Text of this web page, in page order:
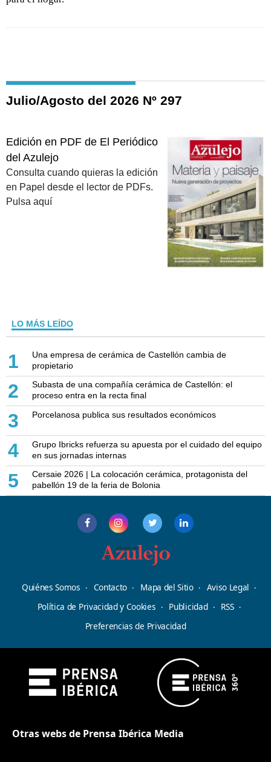
Julio/Agosto del 2026 Nº 297
Edición en PDF de El Periódico
del Azulejo
Consulta cuando quieras la edición
en Papel desde el lector de PDFs.
Pulsa aquí
LO MÁS LEÍDO
1
Una empresa de cerámica de Castellón cambia de
propietario
2
Subasta de una compañía cerámica de Castellón: el
proceso entra en la recta final
3 Porcelanosa publica sus resultados económicos
4
Grupo Ibricks refuerza su apuesta por el cuidado del equipo
en sus jornadas internas
5
Cersaie 2026 | La colocación cerámica, protagonista del
pabellón 19 de la feria de Bolonia
Quiénes Somos Contacto Mapa del Sitio
Aviso Legal
Política de Privacidad y Cookies
Publicidad
RSS
Preferencias de Privacidad
Otras webs de Prensa Ibérica Media